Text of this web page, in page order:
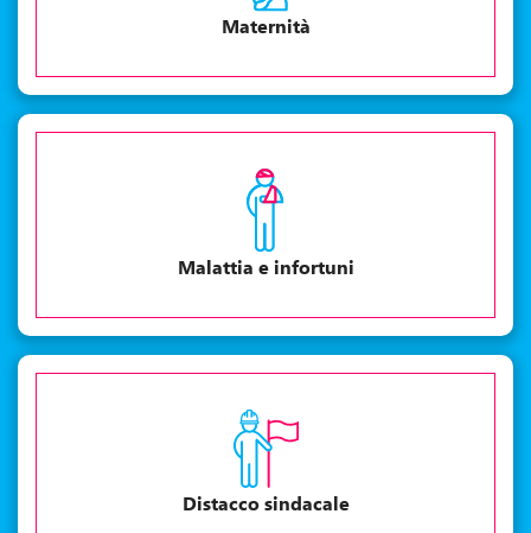
Maternità
Malattia e infortuni
Distacco sindacale